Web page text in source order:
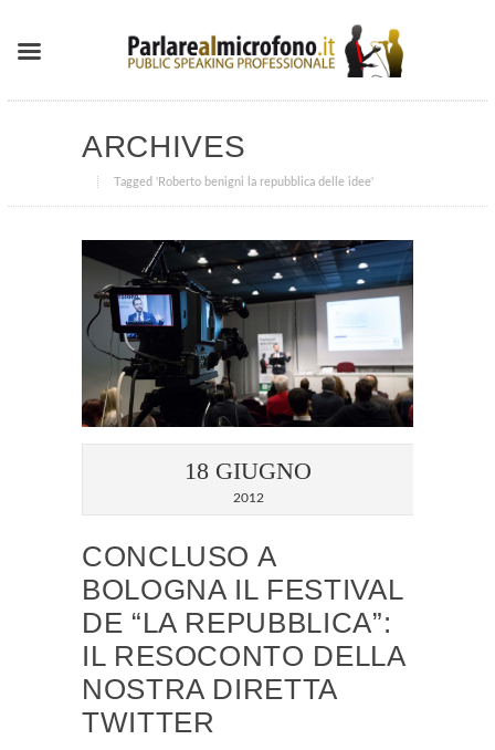
ARCHIVES
Tagged ‘Roberto benigni la repubblica delle idee‘
18 GIUGNO
2012
CONCLUSO A
BOLOGNA IL FESTIVAL
DE “LA REPUBBLICA”:
IL RESOCONTO DELLA
NOSTRA DIRETTA
TWITTER